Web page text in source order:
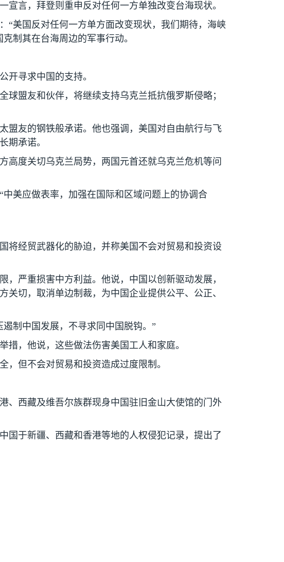
言，拜登则重申反对任何一方单独改变台海现状。
“美国反对任何一方单方面改变现状，我们期待，海峡
制其在台海周边的军事行动。
开寻求中国的支持。
盟友和伙伴，将继续支持乌克兰抵抗俄罗斯侵略；
盟友的钢铁般承诺。他也强调，美国对自由航行与飞
期承诺。
高度关切乌克兰局势，两国元首还就乌克兰危机等问
美应做表率，加强在国际和区域问题上的协调合
将经贸武器化的胁迫，并称美国不会对贸易和投资设
严重损害中方利益。他说，中国以创新驱动发展，
切，取消单边制裁，为中国企业提供公平、公正、
制中国发展，不寻求同中国脱钩。”
，他说，这些做法伤害美国工人和家庭。
但不会对贸易和投资造成过度限制。
、西藏及维吾尔族群现身中国驻旧金山大使馆的门外
国于新疆、西藏和香港等地的人权侵犯记录，提出了